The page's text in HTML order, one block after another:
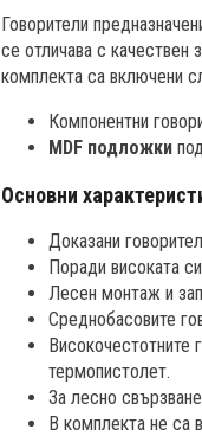
Говорители
се отличава с качествен
комплекта са включени
Компонентни
MDF подложки
Основни
Доказани
Поради високата
Лесен монтаж и
Среднобасовите
Високочестотните
термопистолет.
За лесно
В комплекта не са